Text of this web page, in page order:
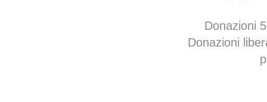
Donazioni
Donazioni